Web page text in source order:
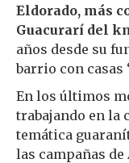
Eldorado, más
Guacurarí del
años desde su
barrio con casas
En los últimos
trabajando en la
temática
las campañas